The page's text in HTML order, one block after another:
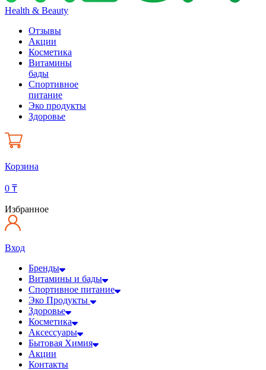
Health & Beauty
Отзывы
Акции
Косметика
Витамины
бады
Спортивное
питание
Эко продукты
Здоровье
Корзина
0 ₸
Избранное
Вход
Бренды
Витамины и бады
Спортивное питание
Эко Продукты
Здоровье
Косметика
Аксессуары
Бытовая Химия
Акции
Контакты